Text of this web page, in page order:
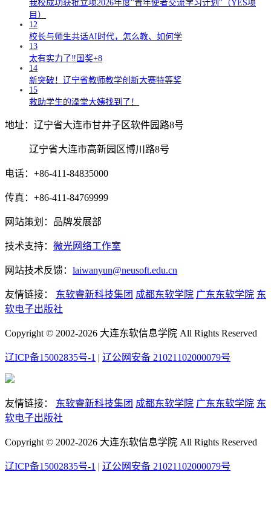
我校成功获批立项2026年度"青年使者交流学习计划"（YES项
目）
12
校长与师生共话AI时代，怎么教、如何学
13
太有实力了‼️国奖+8
14
新突破！辽宁省教师教学创新大赛特等奖
15
救助学生的澡堂大姨找到了！
地址：辽宁省大连市甘井子区软件园路8号
辽宁省大连市高新园区博川路8号
电话：+86-411-84835000
传真：+86-411-84769999
网站策划：品牌发展部
技术支持： 微光网络工作室
网站技术反馈： laiwanyun@neusoft.edu.cn
友情链接： 东软睿新科技集团 成都东软学院 广东东软学院 东
软电子出版社
Copyright © 2002-2026 大连东软信息学院 All Rights Reserved
辽ICP备15002835号-1 辽公网安备 21021102000079号
友情链接： 东软睿新科技集团 成都东软学院 广东东软学院 东
软电子出版社
Copyright © 2002-2026 大连东软信息学院 All Rights Reserved
辽ICP备15002835号-1 辽公网安备 21021102000079号